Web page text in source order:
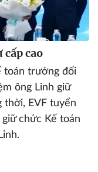
cấp cao
toán trưởng đối
ông Linh giữ
thời, EVF tuyển
chức Kế toán